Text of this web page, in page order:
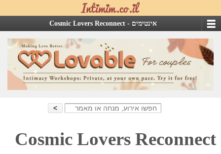
אינטימים - Cosmic Lovers Reconnect
Search
Cosmic Lovers Reconnect